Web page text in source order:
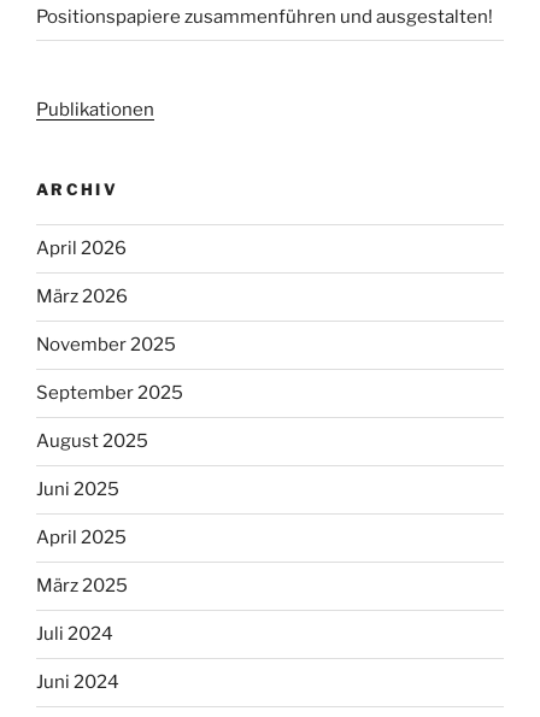
Positionspapiere zusammenführen und ausgestalten!
Publikationen
ARCHIV
April 2026
März 2026
November 2025
September 2025
August 2025
Juni 2025
April 2025
März 2025
Juli 2024
Juni 2024